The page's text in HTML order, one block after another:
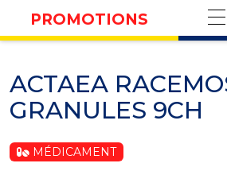
PROMOTIONS
ACTAEA
GRANULES 9CH
MÉDICAMENT